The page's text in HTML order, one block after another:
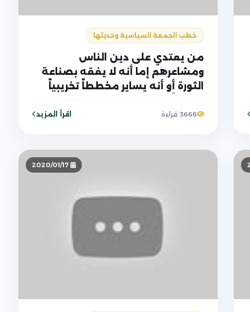
خطب الجمعة السياسية وحديثها
من يعتدي على دين الناس
ومشاعرهم إما أنه لا يفقه بصناعة
الثورة أو أنه يساير مخططاً تخريبياً
3666 قراءة اقرأ المزيد